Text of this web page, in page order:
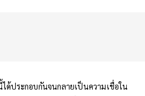
ด้ประกอบกันจนกลายเป็นความเชื่อใน